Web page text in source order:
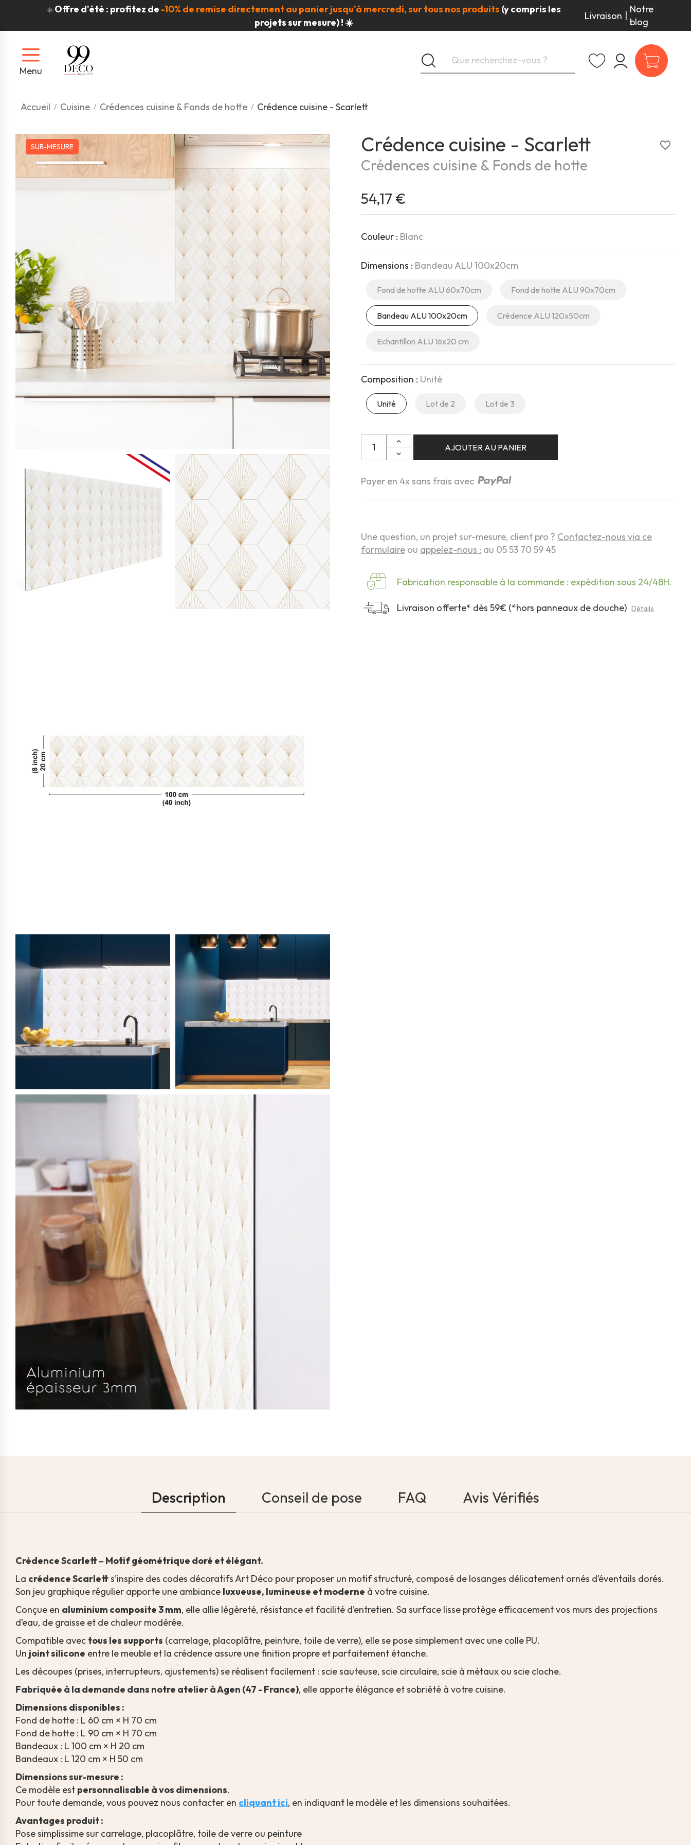
☀️ Offre d'été : profitez de -10% de remise directement au panier jusqu'à mercredi, sur tous nos produits (y compris les
projets sur mesure) ! ☀️
Livraison |
Notre
blog
Menu
Accueil Cuisine Crédences cuisine & Fonds de hotte Crédence cuisine - Scarlett
SUR-MESURE Crédence cuisine - Scarlett
Crédences cuisine & Fonds de hotte
favorite_border
54,17 €
Couleur : Blanc
Dimensions : Bandeau ALU 100x20cm
Fond de hotte ALU 60x70cm Fond de hotte ALU 90x70cm
Bandeau ALU 100x20cm Crédence ALU 120x50cm
Echantillon ALU 16x20 cm
Composition : Unité
Unité Lot de 2 Lot de 3
Quantité
AJOUTER AU PANIER
Payer en 4x sans frais avec
Une question, un projet sur-mesure, client pro ? Contactez-nous via ce
formulaire ou appelez-nous : au 05 53 70 59 45
Fabrication responsable à la commande : expédition sous 24/48H.
Livraison offerte* dès 59€ (*hors panneaux de douche) Détails
Description Conseil de pose FAQ Avis Vérifiés
Crédence Scarlett – Motif géométrique doré et élégant.
La crédence Scarletts’inspire des codes décoratifs Art Déco pour proposer un motif structuré, composé de losanges délicatement ornés d’éventails dorés.
Son jeu graphique régulier apporte une ambiance luxueuse, lumineuse et moderne à votre cuisine.
Conçue en aluminium composite 3 mm, elle allie légèreté, résistance et facilité d’entretien. Sa surface lisse protège efficacement vos murs des projections
d’eau, de graisse et de chaleur modérée.
Compatible avec tous les supports (carrelage, placoplâtre, peinture, toile de verre), elle se pose simplement avec une colle PU.
Un joint silicone entre le meuble et la crédence assure une finition propre et parfaitement étanche.
Les découpes (prises, interrupteurs, ajustements) se réalisent facilement : scie sauteuse, scie circulaire, scie à métaux ou scie cloche.
Fabriquée à la demande dans notre atelier à Agen (47 - France), elle apporte élégance et sobriété à votre cuisine.
Dimensions disponibles :
Fond de hotte : L 60 cm × H 70 cm
Fond de hotte : L 90 cm × H 70 cm
Bandeaux : L 100 cm × H 20 cm
Bandeaux : L 120 cm × H 50 cm
Dimensions sur-mesure :
Ce modèle est personnalisable à vos dimensions.
Pour toute demande, vous pouvez nous contacter en cliquant ici, en indiquant le modèle et les dimensions souhaitées.
Avantages produit :
Pose simplissime sur carrelage, placoplâtre, toile de verre ou peinture